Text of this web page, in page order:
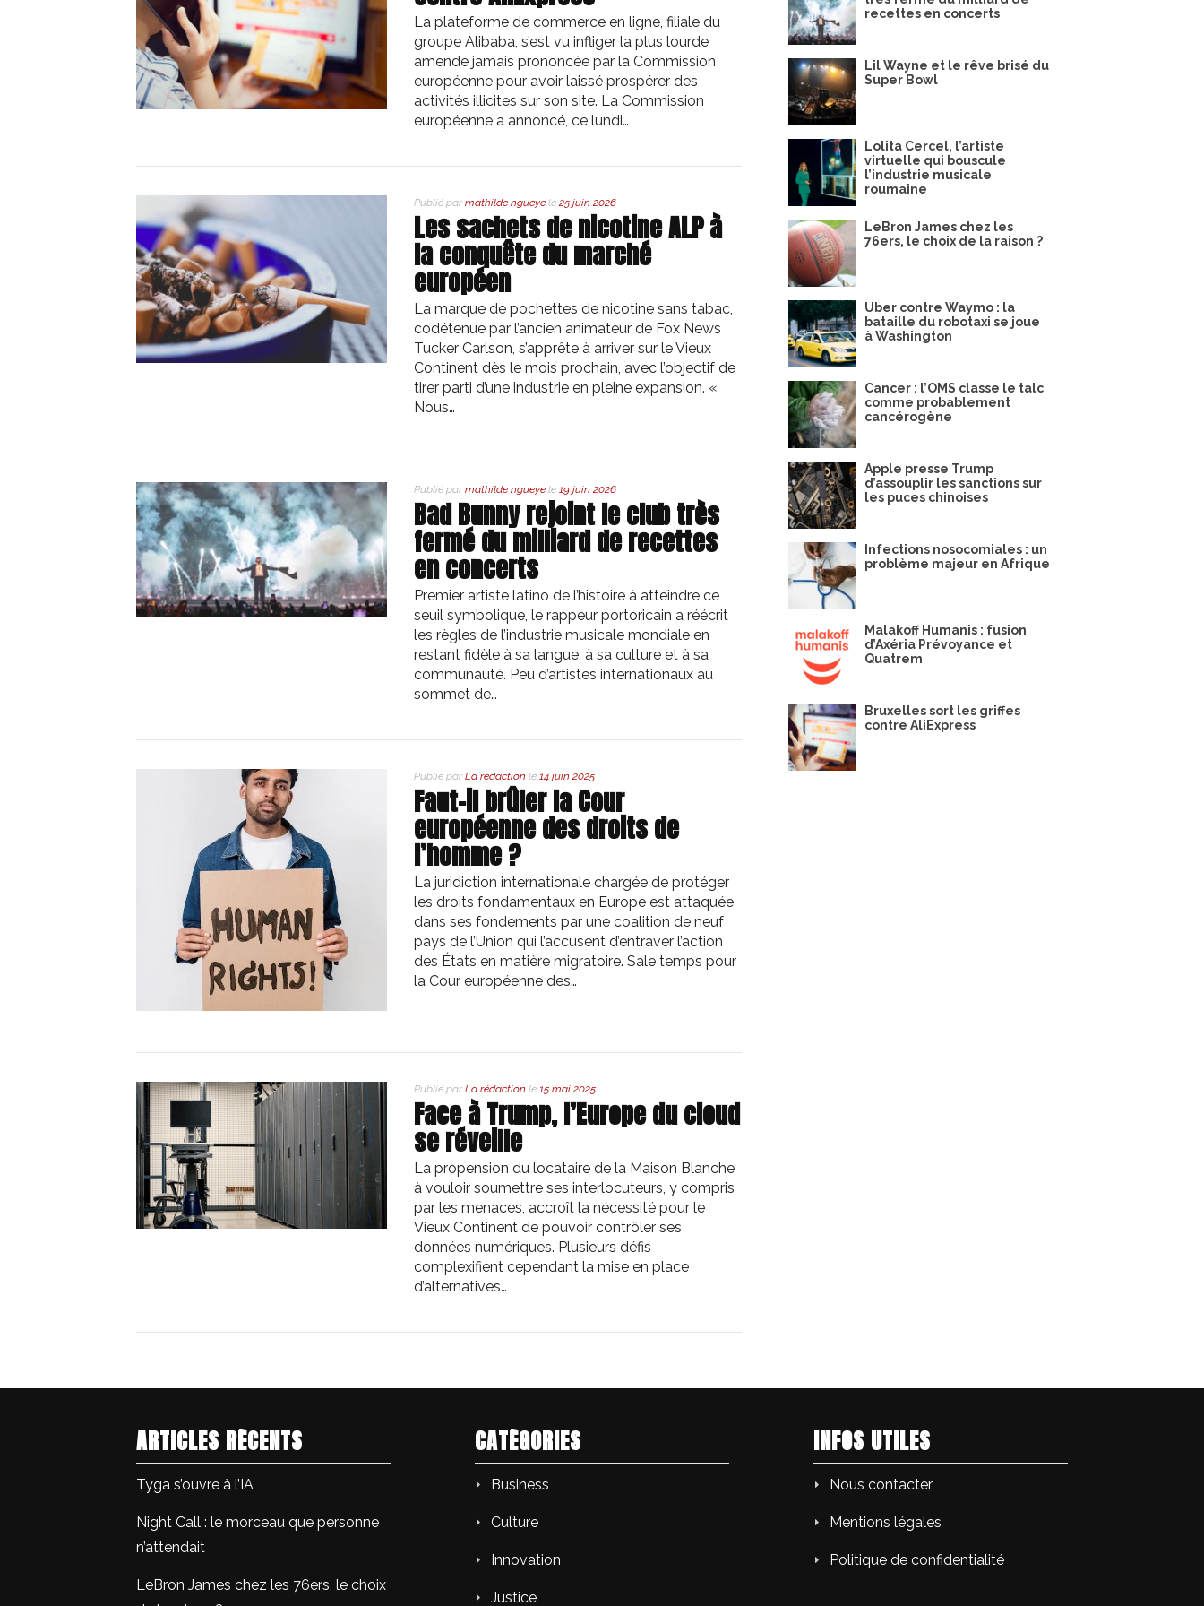
La plateforme de commerce en ligne, filiale du
groupe Alibaba, s’est vu infliger la plus lourde
amende jamais prononcée par la Commission
européenne pour avoir laissé prospérer des
activités illicites sur son site. La Commission
européenne a annoncé, ce lundi…
Publié par mathilde ngueye le 25 juin 2026
Les sachets de nicotine ALP à
la conquête du marché
européen
La marque de pochettes de nicotine sans tabac,
codétenue par l’ancien animateur de Fox News
Tucker Carlson, s’apprête à arriver sur le Vieux
Continent dès le mois prochain, avec l’objectif de
tirer parti d’une industrie en pleine expansion. «
Nous…
Publié par mathilde ngueye le 19 juin 2026
Bad Bunny rejoint le club très
fermé du milliard de recettes
en concerts
Premier artiste latino de l’histoire à atteindre ce
seuil symbolique, le rappeur portoricain a réécrit
les règles de l’industrie musicale mondiale en
restant fidèle à sa langue, à sa culture et à sa
communauté. Peu d’artistes internationaux au
sommet de…
Publié par La rédaction le 14 juin 2025
Faut-il brûler la Cour
européenne des droits de
l’homme ?
La juridiction internationale chargée de protéger
les droits fondamentaux en Europe est attaquée
dans ses fondements par une coalition de neuf
pays de l’Union qui l’accusent d’entraver l’action
des États en matière migratoire. Sale temps pour
la Cour européenne des…
Publié par La rédaction le 15 mai 2025
Face à Trump, l’Europe du cloud
se réveille
La propension du locataire de la Maison Blanche
à vouloir soumettre ses interlocuteurs, y compris
par les menaces, accroît la nécessité pour le
Vieux Continent de pouvoir contrôler ses
données numériques. Plusieurs défis
complexifient cependant la mise en place
d’alternatives…
recettes en concerts
Lil Wayne et le rêve brisé du
Super Bowl
Lolita Cercel, l’artiste
virtuelle qui bouscule
l’industrie musicale
roumaine
LeBron James chez les
76ers, le choix de la raison ?
Uber contre Waymo : la
bataille du robotaxi se joue
à Washington
Cancer : l’OMS classe le talc
comme probablement
cancérogène
Apple presse Trump
d’assouplir les sanctions sur
les puces chinoises
Infections nosocomiales : un
problème majeur en Afrique
Malakoff Humanis : fusion
d’Axéria Prévoyance et
Quatrem
Bruxelles sort les griffes
contre AliExpress
ARTICLES RÉCENTS
Tyga s’ouvre à l’IA
Night Call : le morceau que personne
n’attendait
LeBron James chez les 76ers, le choix
CATÉGORIES
Business
Culture
Innovation
Justice
INFOS UTILES
Nous contacter
Mentions légales
Politique de confidentialité